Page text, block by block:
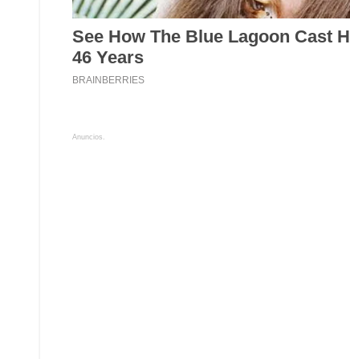
Anuncios.